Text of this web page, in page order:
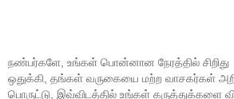
நண்பர்களே, உங்கள் பொன்னான நேரத்தில் சிறிது
ஒதுக்கி, தங்கள் வருகையை மற்ற வாசகர்கள்
பொருட்டு, இவ்விடத்தில் உங்கள் கருத்துக்களை